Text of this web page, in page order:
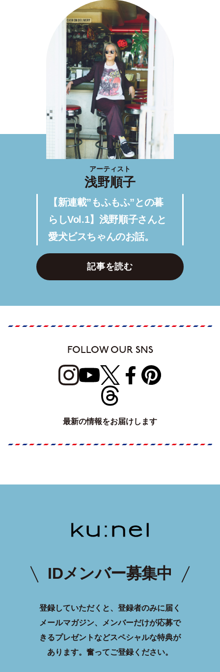
アーティスト
浅野順子
【新連載”もふもふ”との暮
らしVol.1】浅野順子さんと
愛犬ビスちゃんのお話。
記事を読む
FOLLOW OUR SNS
最新の情報をお届けします
IDメンバー募集中
登録していただくと、登録者のみに届く
メールマガジン、メンバーだけが応募で
きるプレゼントなどスペシャルな特典が
あります。 奮ってご登録ください。